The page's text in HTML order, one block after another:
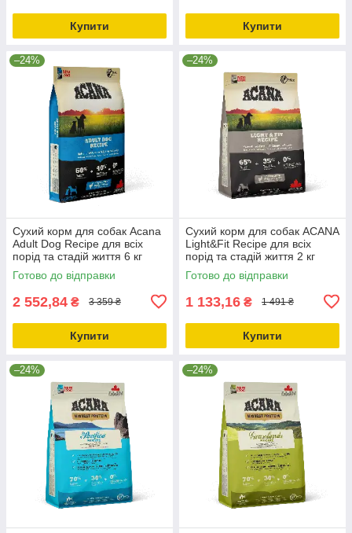
Купити Купити
–24%
Сухий корм для собак Acana
Adult Dog Recipe для всіх
порід та стадій життя 6 кг
(a52560)
Готово до відправки
2 552,84 ₴ 3 359 ₴
Купити
–24%
Сухий корм для собак ACANA
Light&Fit Recipe для всіх
порід та стадій життя 2 кг
(a51220)
Готово до відправки
1 133,16 ₴ 1 491 ₴
Купити
–24% –24%